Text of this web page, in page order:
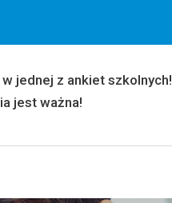
w jednej z ankiet szkolnych!
jest ważna!